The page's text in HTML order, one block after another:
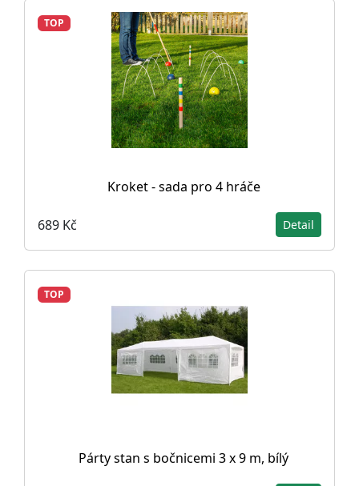
TOP
Kroket - sada pro 4 hráče
689 Kč Detail
TOP
Párty stan s bočnicemi 3 x 9 m, bílý